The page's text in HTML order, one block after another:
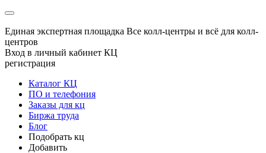
Единая экспертная площадка Все колл-центры и всё для колл-
центров
Вход в личный кабинет КЦ
регистрация
Каталог КЦ
ПО и телефония
Заказы для кц
Биржа труда
Блог
Подобрать кц
Добавить